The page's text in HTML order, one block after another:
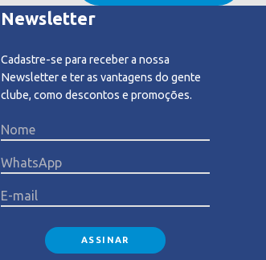
Newsletter
Cadastre-se para receber a nossa
Newsletter e ter as vantagens do gente
clube, como descontos e promoções.